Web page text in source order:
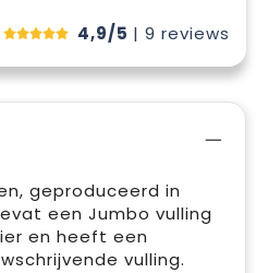
4,9/5 | 9 reviews
geproduceerd in
een Jumbo vulling
en heeft een
vulling.